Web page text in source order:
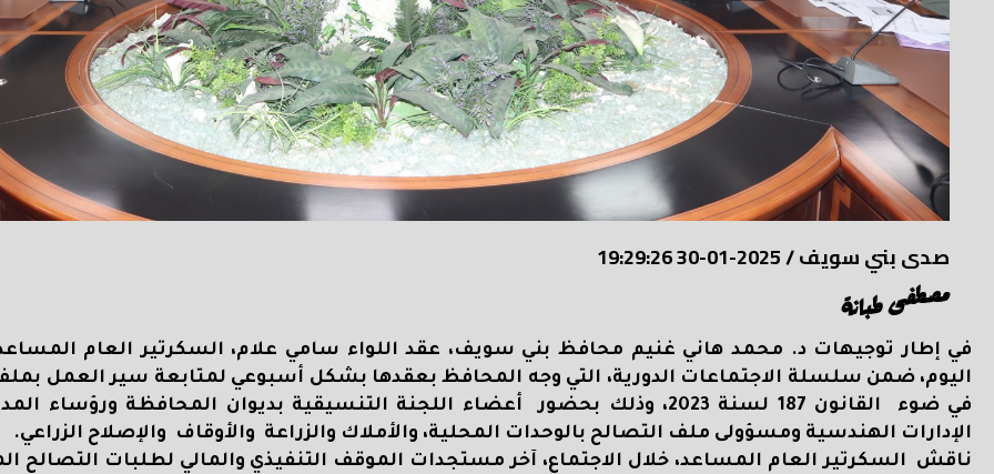
صدى بني سويف/
2025-01-30 19:29:26
مصطفى طبانة
في إطار توجيهات د. محمد هاني غنيم محافظ بني سويف، عقد اللواء سامي علام، السكرتير العام
اليوم، ضمن سلسلة الاجتماعات الدورية، التي وجه المحافظ بعقدها بشكل أسبوعي لمتابعة سير العمل
في ضوء القانون 187 لسنة 2023، وذلك بحضور أعضاء اللجنة التنسيقية بديوان المحافظة ورؤساء
الإدارات الهندسية ومسؤولى ملف التصالح بالوحدات المحلية، والأملاك والزراعة والأوقاف والإصلاح الزراعي.
ناقش السكرتير العام المساعد، خلال الاجتماع، آخر مستجدات الموقف التنفيذي والمالي لطلبات التصالح